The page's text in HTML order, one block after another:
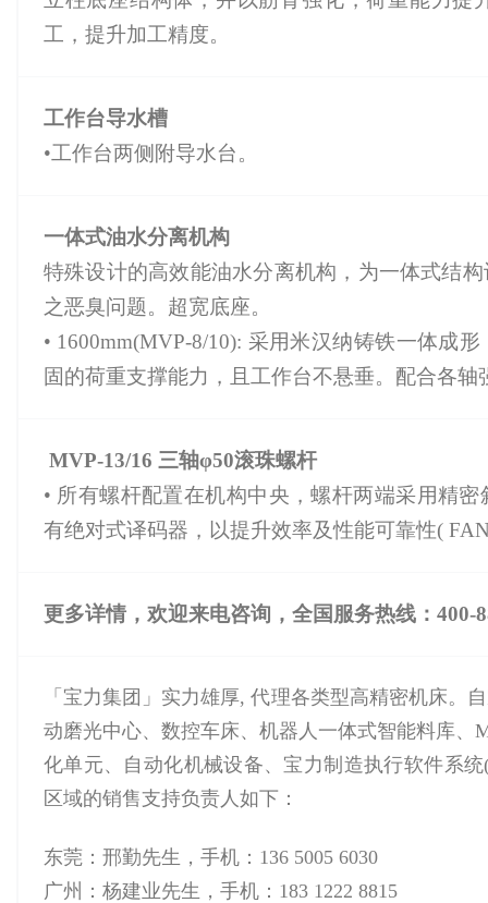
工，提升加工精度。
工作台导水槽
•工作台两侧附导水台。
一体式油水分离机构
特殊设计的高效能油水分离机构，为一体式结
之恶臭问题。超宽底座。
• 1600mm(MVP-8/10): 采用米汉纳铸铁一体成
固的荷重支撑能力，且工作台不悬垂。配合各
MVP-13/16 三轴φ50滚珠螺杆
• 所有螺杆配置在机构中央，螺杆两端采用精
有绝对式译码器，以提升效率及性能可靠性(
更多详情，欢迎来电咨询，全国服务热线： 400-
「宝力集团」实力雄厚, 代理各类型高精密机床。
动磨光中心、数控车床、机器人一体式智能料库
化单元、自动化机械设备、宝力制造执行软件系
区域的销售支持负责人如下：
东莞：邢勤先生，手机：136 5005 6030
广州：杨建业先生，手机：183 1222 8815